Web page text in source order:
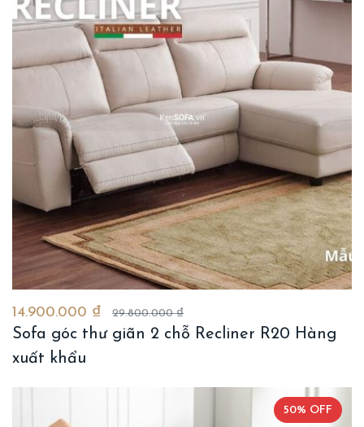
14.900.000 ₫ 29.800.000 ₫
Sofa góc thư giãn 2 chỗ Recliner R20 Hàng
xuất khẩu
50% OFF